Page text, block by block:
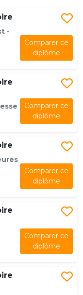
-
Comparer ce
diplôme
Comparer ce
diplôme
Comparer ce
diplôme
Comparer ce
diplôme